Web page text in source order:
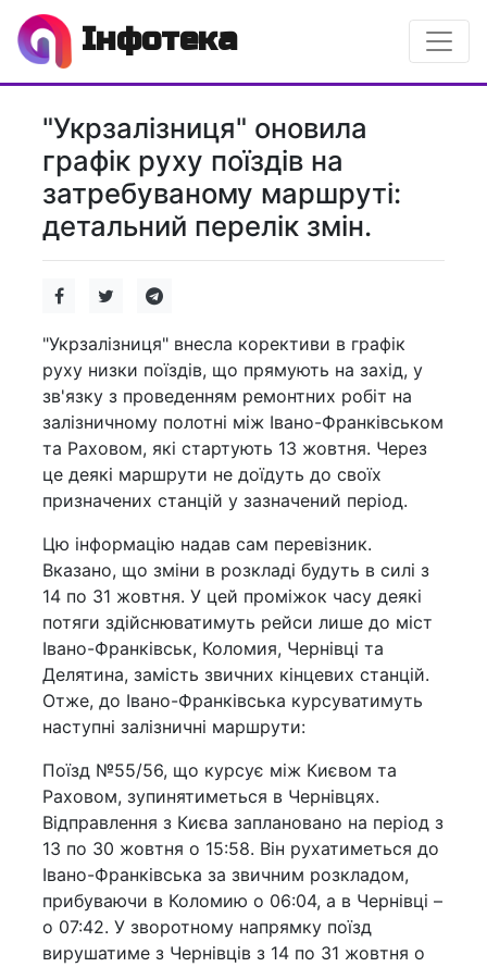
Інфотека
"Укрзалізниця" оновила
графік руху поїздів на
затребуваному маршруті:
детальний перелік змін.
"Укрзалізниця" внесла корективи в графік
руху низки поїздів, що прямують на захід, у
зв'язку з проведенням ремонтних робіт на
залізничному полотні між Івано-Франківськом
та Раховом, які стартують 13 жовтня. Через
це деякі маршрути не доїдуть до своїх
призначених станцій у зазначений період.
Цю інформацію надав сам перевізник.
Вказано, що зміни в розкладі будуть в силі з
14 по 31 жовтня. У цей проміжок часу деякі
потяги здійснюватимуть рейси лише до міст
Івано-Франківськ, Коломия, Чернівці та
Делятина, замість звичних кінцевих станцій.
Отже, до Івано-Франківська курсуватимуть
наступні залізничні маршрути:
Поїзд №55/56, що курсує між Києвом та
Раховом, зупинятиметься в Чернівцях.
Відправлення з Києва заплановано на період з
13 по 30 жовтня о 15:58. Він рухатиметься до
Івано-Франківська за звичним розкладом,
прибуваючи в Коломию о 06:04, а в Чернівці –
о 07:42. У зворотному напрямку поїзд
вирушатиме з Чернівців з 14 по 31 жовтня о